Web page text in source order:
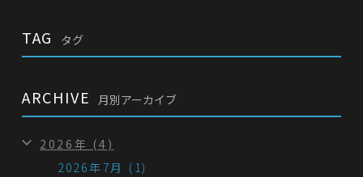
TAG タグ
ARCHIVE 月別アーカイブ
2026年 (4)
2026年7月 (1)